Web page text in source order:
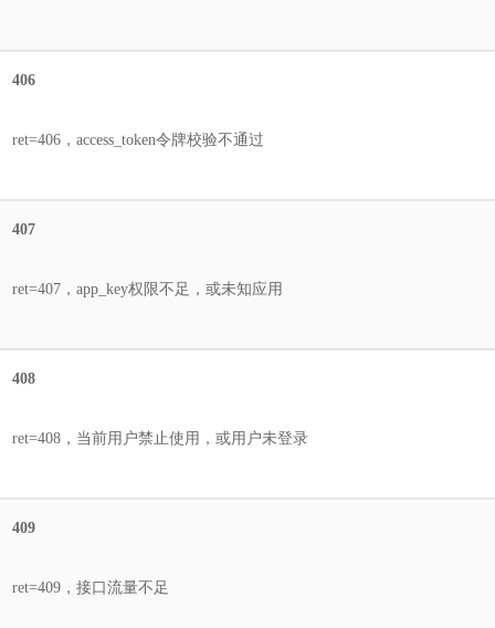
406
ret=406，access_token令牌校验不通过
407
ret=407，app_key权限不足，或未知应用
408
ret=408，当前用户禁止使用，或用户未登录
409
ret=409，接口流量不足